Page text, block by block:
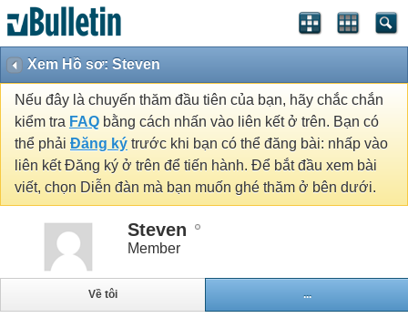
Xem Hồ sơ: Steven
Nếu đây là chuyến thăm đầu tiên của bạn, hãy chắc chắn
kiểm tra FAQ bằng cách nhấn vào liên kết ở trên. Bạn có
thể phải Đăng ký trước khi bạn có thể đăng bài: nhấp vào
liên kết Đăng ký ở trên để tiến hành. Để bắt đầu xem bài
viết, chọn Diễn đàn mà bạn muốn ghé thăm ở bên dưới.
Steven
Member
Về tôi ...